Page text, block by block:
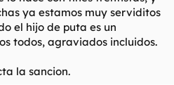
ya estamos muy serviditos
el hijo de puta es un
todos, agraviados incluidos.
la sancion.